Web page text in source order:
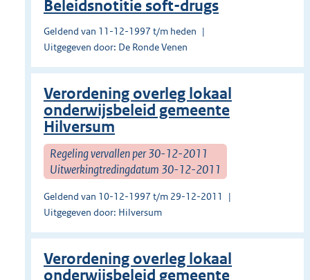
Beleidsnotitie soft-drugs
Geldend van 11-12-1997 t/m heden
Uitgegeven door: De Ronde Venen
Verordening overleg lokaal
onderwijsbeleid gemeente
Hilversum
Regeling vervallen per 30-12-2011
Uitwerkingtredingdatum 30-12-2011
Geldend van 10-12-1997 t/m 29-12-2011
Uitgegeven door: Hilversum
Verordening overleg lokaal
onderwijsbeleid gemeente